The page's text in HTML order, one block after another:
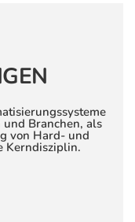
Branchen, als
von Hard- und
Kerndisziplin.